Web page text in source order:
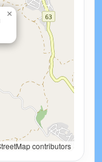
×
contributors